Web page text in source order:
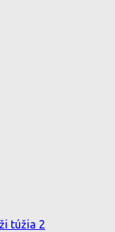
túžia 2